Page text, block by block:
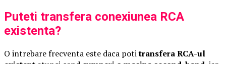
Puteti transfera conexiunea RCA
existenta?
O intrebare frecventa este daca potitransfera RCA-ul